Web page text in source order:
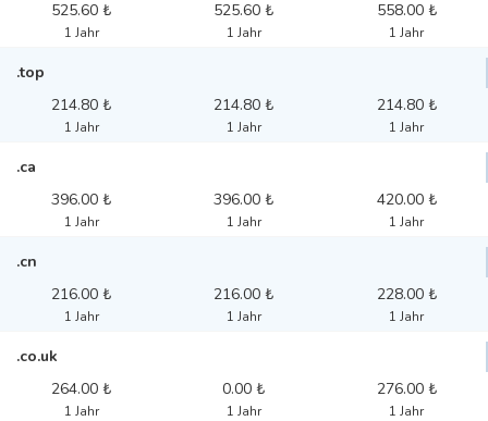
525.60 ₺
1 Jahr
525.60 ₺
1 Jahr
558.00 ₺
1 Jahr
.top
214.80 ₺
1 Jahr
214.80 ₺
1 Jahr
214.80 ₺
1 Jahr
.ca
396.00 ₺
1 Jahr
396.00 ₺
1 Jahr
420.00 ₺
1 Jahr
.cn
216.00 ₺
1 Jahr
216.00 ₺
1 Jahr
228.00 ₺
1 Jahr
.co.uk
264.00 ₺
1 Jahr
0.00 ₺
1 Jahr
276.00 ₺
1 Jahr